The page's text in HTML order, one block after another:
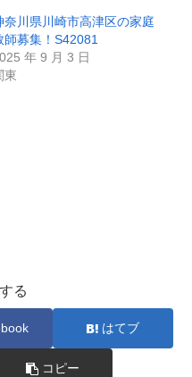
奈川県川崎市高津区の家庭
師募集！S42081
年 9 月 3 日
東
る
はてブ
コピー